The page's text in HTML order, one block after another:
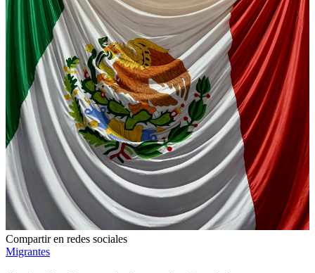
Compartir en redes sociales
Migrantes